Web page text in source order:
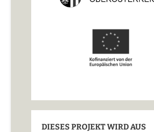
DIESES PROJEKT WIRD AUS